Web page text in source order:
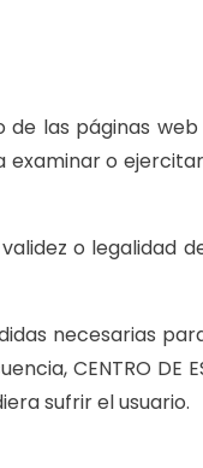
de las páginas
o
o legalidad
necesarias
CENTRO DE
sufrir el usuario.